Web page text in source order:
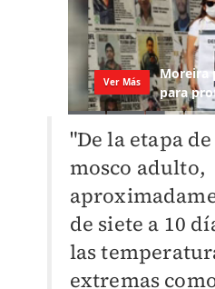
"De la etapa
mosco adulto,
de siete a 10
las
extremas